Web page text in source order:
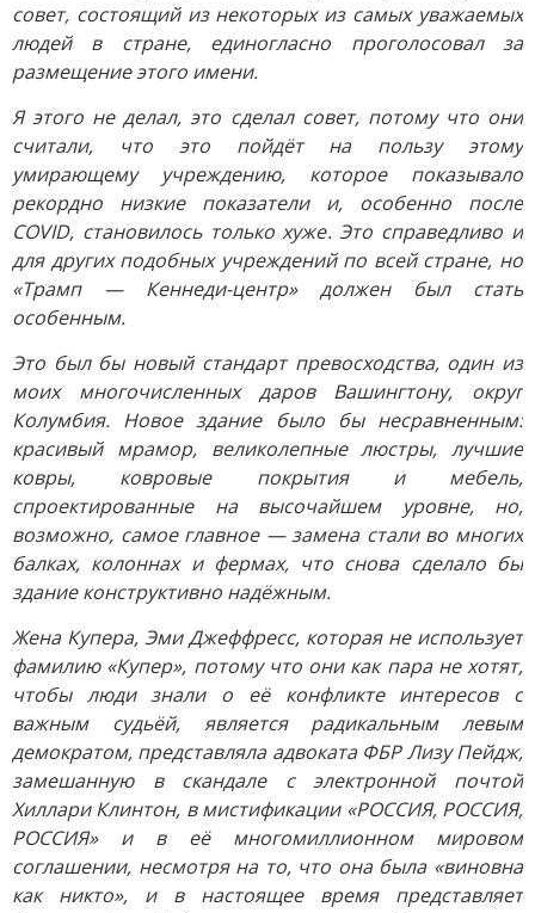
совет, состоящий из некоторых из самых уважаемых
людей в стране, единогласно проголосовал за
размещение этого имени.
Я этого не делал, это сделал совет, потому что они
считали, что это пойдёт на пользу этому
умирающему учреждению, которое показывало
рекордно низкие показатели и, особенно после
COVID, становилось только хуже. Это справедливо и
для других подобных учреждений по всей стране, но
«Трамп — Кеннеди-центр» должен был стать
особенным.
Это был бы новый стандарт превосходства, один из
моих многочисленных даров Вашингтону, округ
Колумбия. Новое здание было бы несравненным:
красивый мрамор, великолепные люстры, лучшие
ковры, ковровые покрытия и мебель,
спроектированные на высочайшем уровне, но,
возможно, самое главное — замена стали во многих
балках, колоннах и фермах, что снова сделало бы
здание конструктивно надёжным.
Жена Купера, Эми Джеффресс, которая не использует
фамилию «Купер», потому что они как пара не хотят,
чтобы люди знали о её конфликте интересов с
важным судьёй, является радикальным левым
демократом, представляла адвоката ФБР Лизу Пейдж,
замешанную в скандале с электронной почтой
Хиллари Клинтон, в мистификации «РОССИЯ, РОССИЯ,
РОССИЯ» и в её многомиллионном мировом
соглашении, несмотря на то, что она была «виновна
как никто», и в настоящее время представляет